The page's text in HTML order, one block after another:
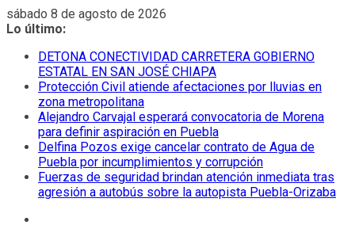
Saltar
al
sábado 8 de agosto de 2026
Lo último:
DETONA CONECTIVIDAD CARRETERA GOBIERNO
ESTATAL EN SAN JOSÉ CHIAPA
Protección Civil atiende afectaciones por lluvias en
zona metropolitana
Alejandro Carvajal esperará convocatoria de Morena
para definir aspiración en Puebla
Delfina Pozos exige cancelar contrato de Agua de
Puebla por incumplimientos y corrupción
Fuerzas de seguridad brindan atención inmediata tras
agresión a autobús sobre la autopista Puebla-Orizaba